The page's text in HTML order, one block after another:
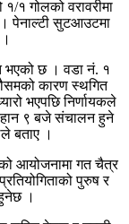
१ गोलको वरावरीमा
पेनाल्टी सुटआउटमा
भएको छ । वडा नं. १
कारण स्थगित
भएपछि निर्णायकले
९ बजे संचालन हुने
बताए ।
आयोजनामा गत चैत्र
पुरुष र
।